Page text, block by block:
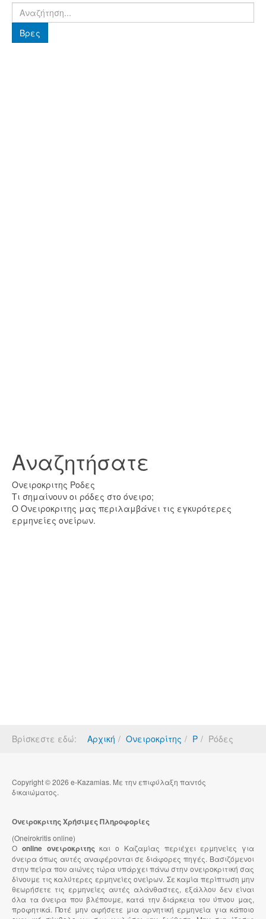
Βρες
Βρες
Αναζητήσατε
Ονειροκριτης Ροδες
Τι σημαίνουν οι ρόδες στο όνειρο;
Ο Ονειροκριτης μας περιλαμβάνει τις εγκυρότερες
ερμηνείες ονείρων.
Βρίσκεστε εδώ: Αρχική Ονειροκρίτης Ρ Ρόδες
Copyright © 2026 e-Kazamias. Με την επιφύλαξη παντός
δικαιώματος.
Ονειροκριτης Χρήσιμες Πληροφορίες
(Oneirokritis online)
Ο online ονειροκριτηςκαι ο Καζαμίας περιέχει ερμηνείες για
όνειρα όπως αυτές αναφέρονται σε διάφορες πηγές. Βασιζόμενοι
στην πείρα που αιώνες τώρα υπάρχει πάνω στην ονειροκριτική σας
δίνουμε τις καλύτερες ερμηνείες ονείρων. Σε καμία περίπτωση μην
θεωρήσετε τις ερμηνείες αυτές αλάνθαστες, εξάλλου δεν είναι
όλα τα όνειρα που βλέπουμε, κατά την διάρκεια του ύπνου μας,
προφητικά. Ποτέ μην αφήσετε μια αρνητική ερμηνεία για κάποιο